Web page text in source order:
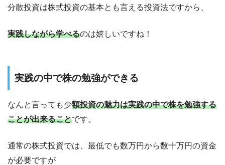
分散投資は株式投資の基本とも言える投資法ですから、
実践しながら学べるのは嬉しいですね！
実践の中で株の勉強ができる
なんと言っても少額投資の魅力は実践の中で株を勉強する
ことが出来ることです。
通常の株式投資では、 最低でも数万円から数十万円の資金
が必要ですが